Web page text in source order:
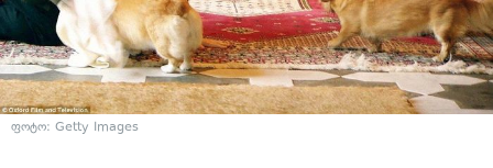
ფოტო: Getty Images